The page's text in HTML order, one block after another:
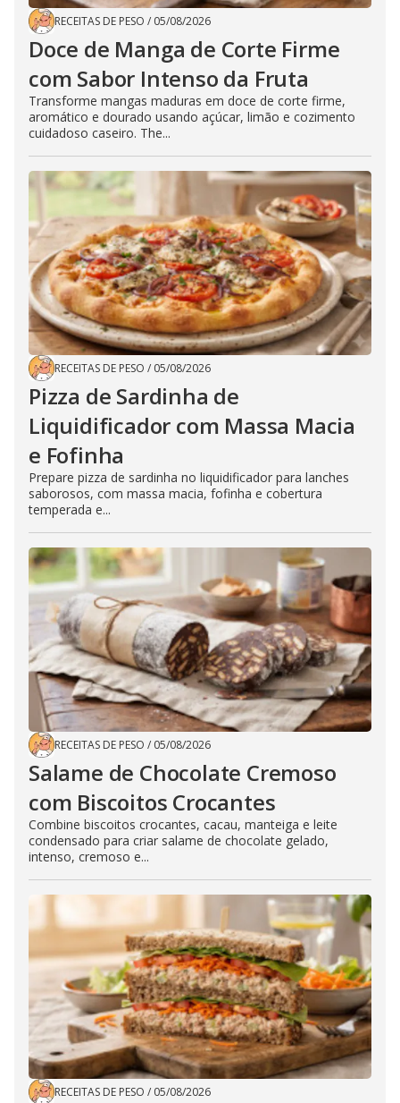
RECEITAS DE PESO / 05/08/2026
Doce de Manga de Corte Firme
com Sabor Intenso da Fruta
Transforme mangas maduras em doce de corte firme,
aromático e dourado usando açúcar, limão e cozimento
cuidadoso caseiro. The...
RECEITAS DE PESO / 05/08/2026
Pizza de Sardinha de
Liquidificador com Massa Macia
e Fofinha
Prepare pizza de sardinha no liquidificador para lanches
saborosos, com massa macia, fofinha e cobertura
temperada e...
RECEITAS DE PESO / 05/08/2026
Salame de Chocolate Cremoso
com Biscoitos Crocantes
Combine biscoitos crocantes, cacau, manteiga e leite
condensado para criar salame de chocolate gelado,
intenso, cremoso e...
RECEITAS DE PESO / 05/08/2026